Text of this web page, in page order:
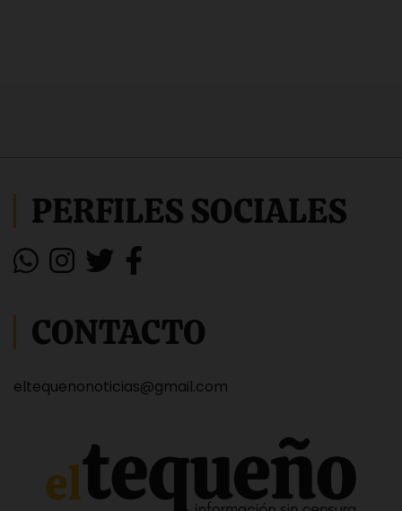
PERFILES SOCIALES
CONTACTO
eltequenonoticias@gmail.com